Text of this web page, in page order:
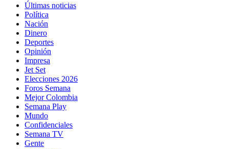
Últimas noticias
Política
Nación
Dinero
Deportes
Opinión
Impresa
Jet Set
Elecciones 2026
Foros Semana
Mejor Colombia
Semana Play
Mundo
Confidenciales
Semana TV
Gente